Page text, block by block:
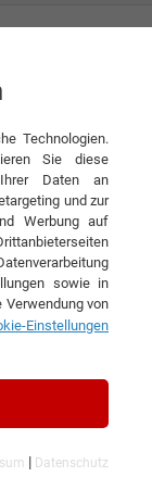
Technologien.
Sie diese
Daten an
und zur
Werbung auf
sowie in
Verwendung von
Einstellungen
| Datenschutz